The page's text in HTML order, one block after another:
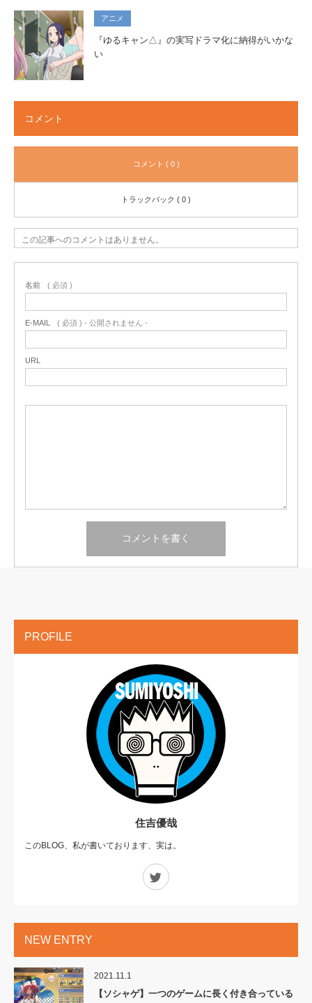
アニメ
『ゆるキャン△』の実写ドラマ化に納得がいかな
い
コメント
コメント ( 0 )
トラックバック ( 0 )
この記事へのコメントはありません。
名前 ( 必須 )
E-MAIL ( 必須 ) - 公開されません -
URL
PROFILE
住吉優哉
このBLOG、私が書いております、実は。
NEW ENTRY
2021.11.1
【ソシャゲ】一つのゲームに長く付き合っている